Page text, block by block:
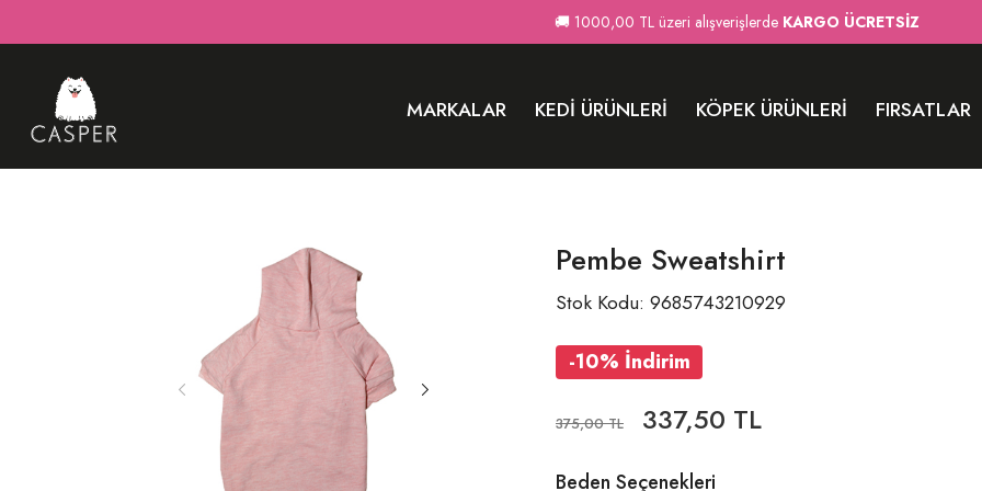
🚚 1000,00 TL üzeri alışverişlerde KARGO ÜCRETSİZ
MARKALAR KEDI ÜRÜNLERI KÖPEK ÜRÜNLERI FIRSATLAR
Pembe Sweatshirt
Stok Kodu: 9685743210929
-10% İndirim
375,00 TL 337,50 TL
Beden Seçenekleri